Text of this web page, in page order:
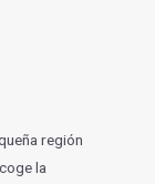
región
la